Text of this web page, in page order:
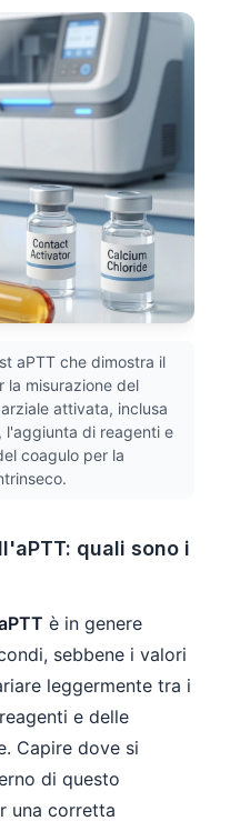
aPTT che dimostra il
la misurazione del
attivata, inclusa
l'aggiunta di reagenti e
coagulo per la
quali sono i
è in genere
sebbene i valori
leggermente tra i
e delle
Capire dove si
di questo
una corretta